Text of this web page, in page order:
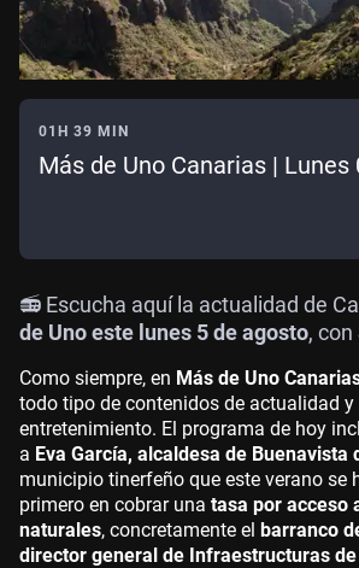
01H 39 MIN
Más de Uno Canarias |
📻 Escucha aquí la actualidad de
de Uno este lunes 5 de agosto, con
Como siempre, en Más de Uno
todo tipo de contenidos de actualidad y
entretenimiento. El programa de hoy
a Eva García, alcaldesa de Buenavista
municipio tinerfeño que este verano se
primero en cobrar una tasa por acceso
naturales, concretamente el barranco
director general de Infraestructuras